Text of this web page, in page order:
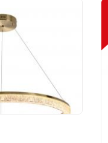
6000K